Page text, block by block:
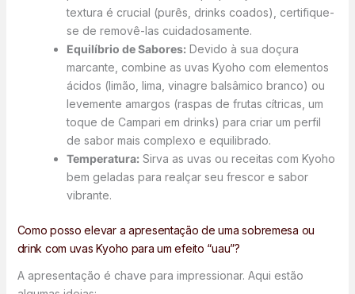
textura é crucial (purês, drinks coados), certifique-
se de removê-las cuidadosamente.
Equilíbrio de Sabores:Devido à sua doçura
marcante, combine as uvas Kyoho com elementos
ácidos (limão, lima, vinagre balsâmico branco) ou
levemente amargos (raspas de frutas cítricas, um
toque de Campari em drinks) para criar um perfil
de sabor mais complexo e equilibrado.
Temperatura:Sirva as uvas ou receitas com Kyoho
bem geladas para realçar seu frescor e sabor
vibrante.
Como posso elevar a apresentação de uma sobremesa ou
drink com uvas Kyoho para um efeito “uau”?
A apresentação é chave para impressionar. Aqui estão